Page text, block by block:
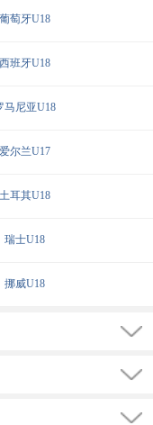
葡萄牙U18
西班牙U18
马尼亚U18
爱尔兰U17
土耳其U18
瑞士U18
挪威U18